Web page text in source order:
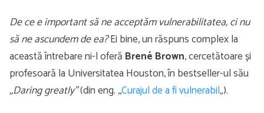
De ce e important să ne acceptăm vulnerabilitatea, ci nu
să ne ascundem de ea?Ei bine, un răspuns complex la
această întrebare ni-l oferă Brené Brown, cercetătoare și
profesoară la Universitatea Houston, în bestseller-ul său
,,Daring greatly”(din eng. ,,Curajul de a fi vulnerabil„).